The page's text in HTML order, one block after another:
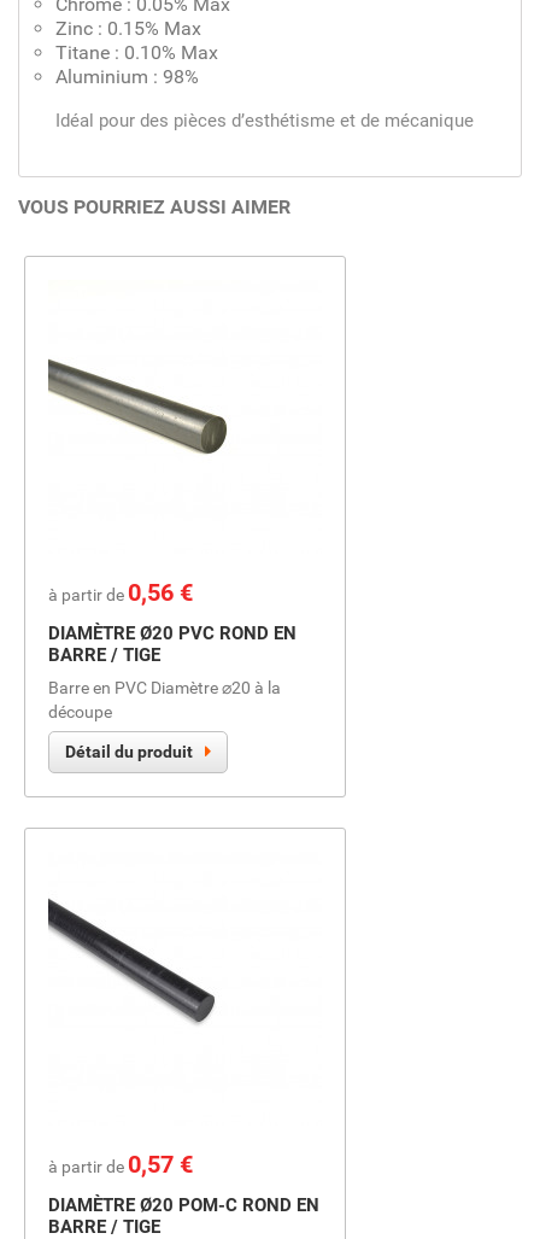
Zinc : 0.15% Max
Titane : 0.10% Max
Aluminium : 98%
Idéal pour des pièces d’esthétisme et de mécanique
VOUS POURRIEZ AUSSI AIMER
à partir de Prix
0,56 €
DIAMÈTRE Ø20 PVC ROND EN
BARRE / TIGE
Barre en PVC Diamètre ⌀20 à la
découpe
Détail du produit
à partir de Prix
0,57 €
DIAMÈTRE Ø20 POM-C ROND EN
BARRE / TIGE